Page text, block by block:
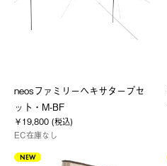
neosファミリーヘキサタープセ
ット・M-BF
￥19,800 (税込)
EC在庫なし
NEW